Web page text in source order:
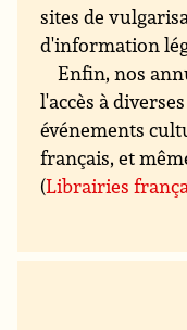
sites de
d'information
Enfin, nos
l'accès à
événements
français, et
(Librairies